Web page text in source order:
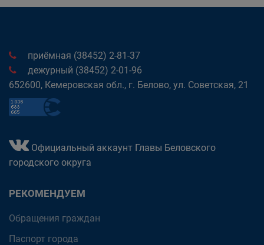
приёмная (38452) 2-81-37
дежурный (38452) 2-01-96
652600, Кемеровская обл., г. Белово, ул. Советская, 21
Официальный аккаунт Главы Беловского
городского округа
РЕКОМЕНДУЕМ
Обращения граждан
Паспорт города